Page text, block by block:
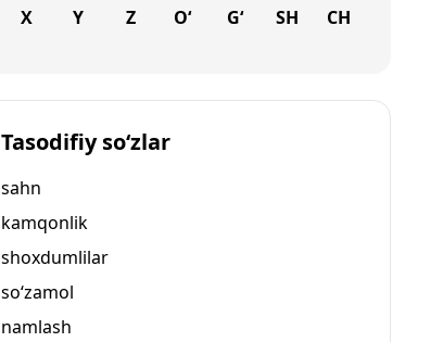
X Y Z O‘ G‘ SH CH
Tasodifiy so‘zlar
sahn
kamqonlik
shoxdumlilar
so‘zamol
namlash